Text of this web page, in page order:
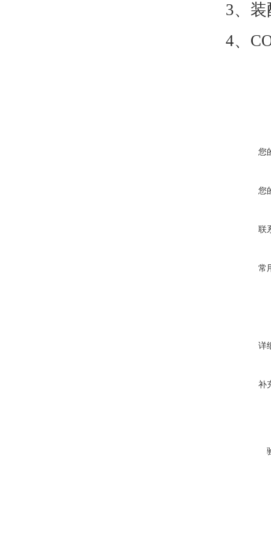
3、
4、
您
您
联
常
详
补